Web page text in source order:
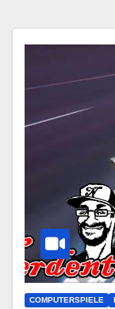
COMPUTERSPIELE